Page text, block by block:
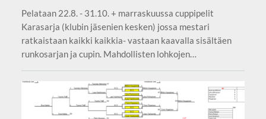
Pelataan 22.8. - 31.10. + marraskuussa cuppipelit
Karasarja (klubin jäsenien kesken) jossa mestari
ratkaistaan kaikki kaikkia- vastaan kaavalla sisältäen
runkosarjan ja cupin. Mahdollisten lohkojen…